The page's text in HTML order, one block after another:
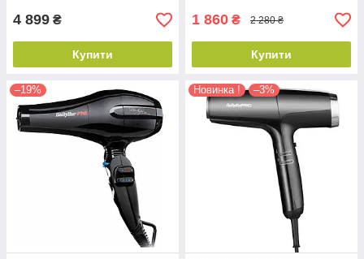
4 899 ₴
Купити
1 860 ₴ 2 280 ₴
Купити
–19% Новинка ! –3%